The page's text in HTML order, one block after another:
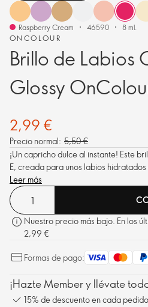
ONCOLOUR
Brillo de Labios
Glossy
Raspberry Cream 46590 8 ml.
2,99 €
Precio normal: 5,50 €
¡Un capricho dulce al instante! Este
E, creada para unos labios
Leer más
Nuestro precio más bajo. En los
2,99 €
Formas de pago:
¡Hazte Member y llévate
15% de descuento en cada pedido